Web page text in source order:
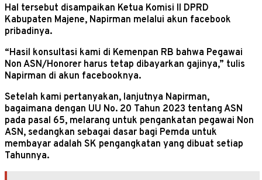
Hal tersebut disampaikan Ketua Komisi II DPRD
Kabupaten Majene, Napirman melalui akun facebook
pribadinya.
“Hasil konsultasi kami di Kemenpan RB bahwa Pegawai
Non ASN/Honorer harus tetap dibayarkan gajinya,” tulis
Napirman di akun facebooknya.
Setelah kami pertanyakan, lanjutnya Napirman,
bagaimana dengan UU No. 20 Tahun 2023 tentang ASN
pada pasal 65, melarang untuk pengankatan pegawai Non
ASN, sedangkan sebagai dasar bagi Pemda untuk
membayar adalah SK pengangkatan yang dibuat setiap
Tahunnya.